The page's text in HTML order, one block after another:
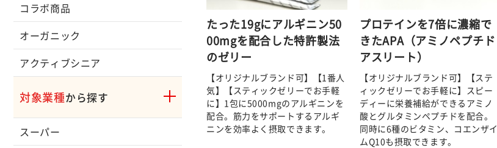
コラボ商品
オーガニック
アクティブシニア
対象業種から探す
スーパー
たった19gにアルギニン50
00mgを配合した特許製法
のゼリー
【オリジナルブランド可】【1番人
気】【スティックゼリーでお手軽
に】1包に5000mgのアルギニンを
配合。筋力をサポートするアルギ
ニンを効率よく摂取できます。
プロテインを7倍に濃縮で
きたAPA（アミノペプチド
アスリート）
【オリジナルブランド可】【ステ
ィックゼリーでお手軽に】スピー
ディーに栄養補給ができるアミノ
酸とグルタミンペプチドを配合。
同時に6種のビタミン、コエンザイ
ムQ10も摂取できます。